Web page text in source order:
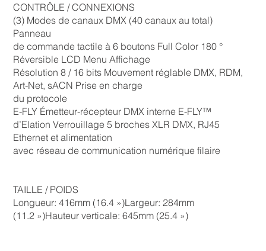
CONTRÔLE / CONNEXIONS
(3) Modes de canaux DMX (40 canaux au total)
Panneau
de commande tactile à 6 boutons Full Color 180 °
Réversible LCD Menu Affichage
Résolution 8 / 16 bits Mouvement réglable DMX, RDM,
Art-Net, sACN Prise en charge
du protocole
E-FLY Émetteur-récepteur DMX interne E-FLY™
d’Elation Verrouillage 5 broches XLR DMX, RJ45
Ethernet et alimentation
avec réseau de communication numérique filaire
TAILLE / POIDS
Longueur: 416mm (16.4 »)Largeur: 284mm
(11.2 »)Hauteur verticale: 645mm (25.4 »)